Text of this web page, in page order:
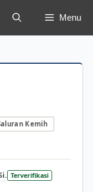
Menu
Kemih
Terverifikasi